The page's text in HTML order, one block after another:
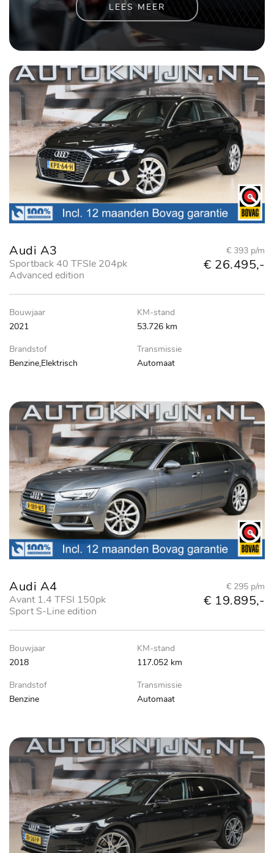
LEES MEER
Audi A3
Sportback 40 TFSIe 204pk
Advanced edition
€ 393 p/m
€ 26.495,-
Bouwjaar
2021
KM-stand
53.726 km
Brandstof
Benzine,Elektrisch
Transmissie
Automaat
Audi A4
Avant 1.4 TFSI 150pk
Sport S-Line edition
€ 295 p/m
€ 19.895,-
Bouwjaar
2018
KM-stand
117.052 km
Brandstof
Benzine
Transmissie
Automaat